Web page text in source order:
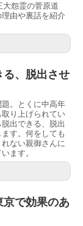
大怨霊の菅原道
由や裏話を紹介
る、脱出させ
。とくに中高年
り上げられてい
出できる、脱出
す。何をしても
ない親御さんに
ます。
京で効果のあ